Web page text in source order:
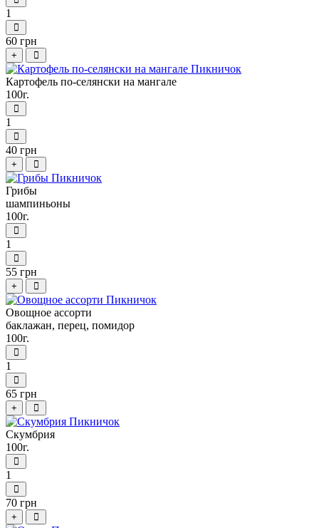
1
60 грн
+
Картофель по-селянски на мангале
100г.
1
40 грн
+
Грибы
шампиньоны
100г.
1
55 грн
+
Овощное ассорти
баклажан, перец, помидор
100г.
1
65 грн
+
Скумбрия
100г.
1
70 грн
+